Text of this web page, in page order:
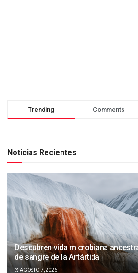
Trending Comments
Noticias Recientes
Descubren vida microbiana
de sangre de la Antártida
AGOSTO 7, 2026